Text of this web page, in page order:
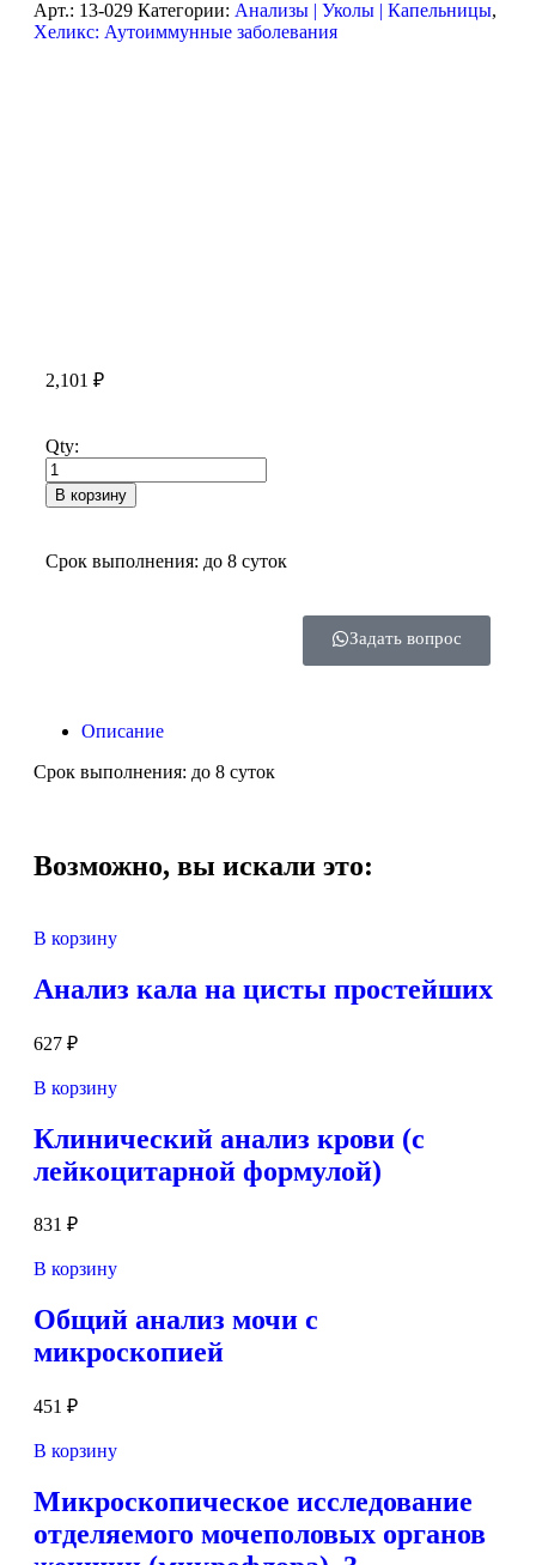
Арт.: 13-029 Категории: Анализы | Уколы | Капельницы,
Хеликс: Аутоиммунные заболевания
2,101 ₽
Qty:
В корзину
Срок выполнения: до 8 суток
Задать вопрос
Описание
Срок выполнения: до 8 суток
Возможно, вы искали это:
В корзину
Анализ кала на цисты простейших
627 ₽
В корзину
Клинический анализ крови (c
лейкоцитарной формулой)
831 ₽
В корзину
Общий анализ мочи с
микроскопией
451 ₽
В корзину
Микроскопическое исследование
отделяемого мочеполовых органов